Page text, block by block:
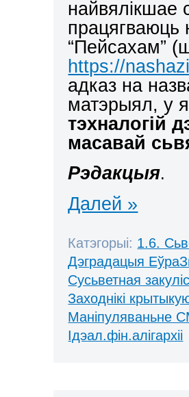
найвялікшае
працягваюць
“Пейсахам”
https://
адказ на
матэрыял, у
тэхналогій
масавай
Рэдакцыя.
Далей »
Катэгорыі: 1.6.
Дэградацыя
Сусьветная
Заходнікі
Маніпуляваньне
Ідэал.фін.алігархіі